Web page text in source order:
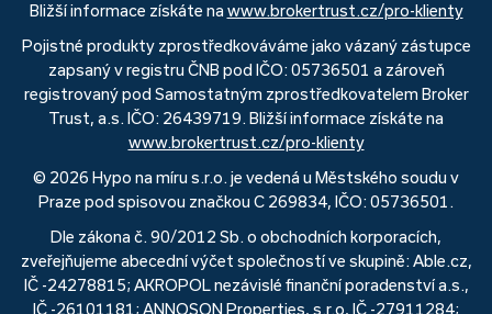
Bližší informace získáte na www.brokertrust.cz/pro-klienty
Pojistné produkty zprostředkováváme jako vázaný zástupce
zapsaný v registru ČNB pod IČO: 05736501 a zároveň
registrovaný pod Samostatným zprostředkovatelem Broker
Trust, a.s. IČO: 26439719. Bližší informace získáte na
www.brokertrust.cz/pro-klienty
© 2026 Hypo na míru s.r.o. je vedená u Městského soudu v
Praze pod spisovou značkou C 269834, IČO: 05736501.
Dle zákona č. 90/2012 Sb. o obchodních korporacích,
zveřejňujeme abecední výčet společností ve skupině: Able.cz,
IČ -24278815; AKROPOL nezávislé finanční poradenství a.s.,
IČ -26101181; ANNOSON Properties, s.r.o, IČ -27911284;